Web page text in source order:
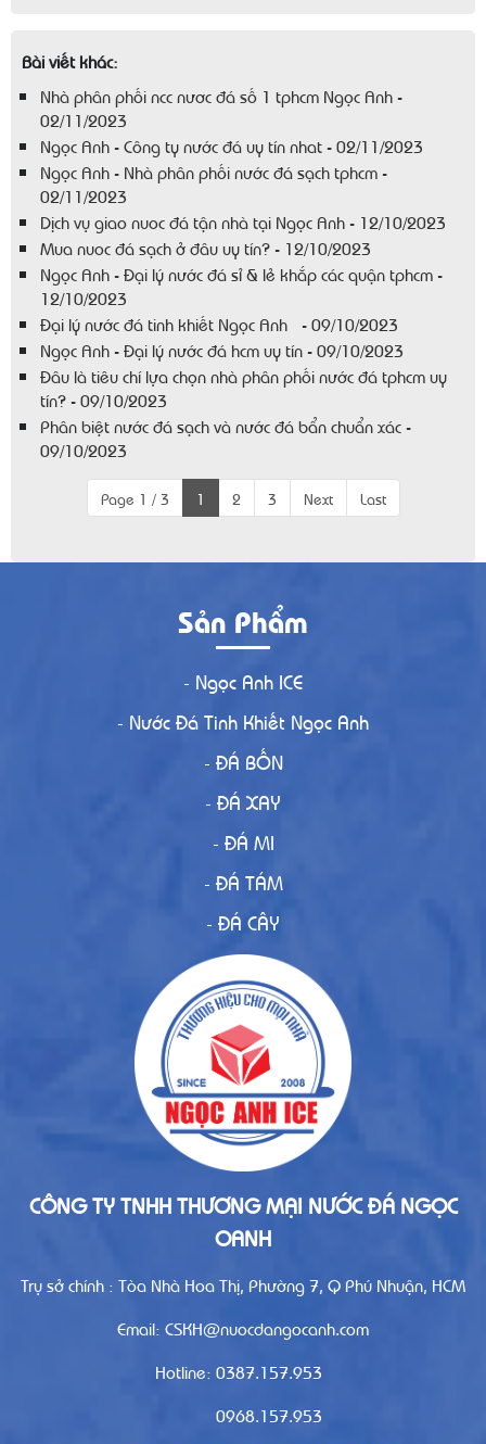
Bài viết khác:
Nhà phân phối ncc nươc đá số 1 tphcm Ngọc Anh -
02/11/2023
Ngọc Anh - Công ty nước đá uy tín nhat - 02/11/2023
Ngọc Anh - Nhà phân phối nước đá sạch tphcm -
02/11/2023
Dịch vụ giao nuoc đá tận nhà tại Ngọc Anh - 12/10/2023
Mua nuoc đá sạch ở đâu uy tín? - 12/10/2023
Ngọc Anh - Đại lý nước đá sỉ & lẻ khắp các quận tphcm -
12/10/2023
Đại lý nước đá tinh khiết Ngọc Anh - 09/10/2023
Ngọc Anh - Đại lý nước đá hcm uy tín - 09/10/2023
Đâu là tiêu chí lựa chọn nhà phân phối nước đá tphcm uy
tín? - 09/10/2023
Phân biệt nước đá sạch và nước đá bẩn chuẩn xác -
09/10/2023
Page 1 / 3 1 2 3 Next Last
Sản Phẩm
- Ngọc Anh ICE
- Nước Đá Tinh Khiết Ngọc Anh
- ĐÁ BỐN
- ĐÁ XAY
- ĐÁ MI
- ĐÁ TÁM
- ĐÁ CÂY
CÔNG TY TNHH THƯƠNG MẠI NƯỚC ĐÁ NGỌC
OANH
Trụ sở chính : Tòa Nhà Hoa Thị, Phường 7, Q Phú Nhuận, HCM
Email: CSKH@nuocdangocanh.com
Hotline: 0387.157.953
0968.157.953